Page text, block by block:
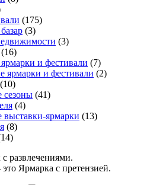
(175)
(3)
(3)
(16)
и фестивали (7)
ярмарки и фестивали (2)
(10)
сезоны (41)
(4)
ярмарки (13)
(8)
развлечениями.
Ярмарка с претензией.